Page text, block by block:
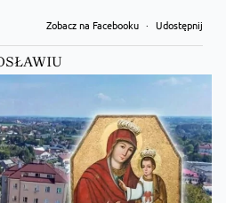
Zobacz na Facebooku · Udostępnij